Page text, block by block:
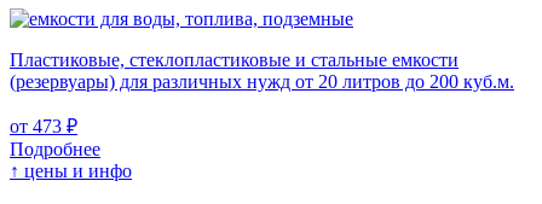
Пластиковые, стеклопластиковые и стальные емкости
(резервуары) для различных нужд от 20 литров до 200 куб.м.
от 473 ₽
Подробнее
↑ цены и инфо